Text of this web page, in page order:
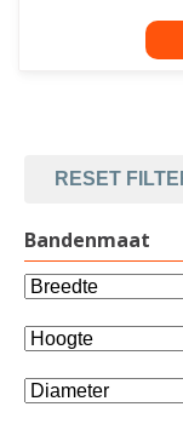
RESET
Bandenmaat